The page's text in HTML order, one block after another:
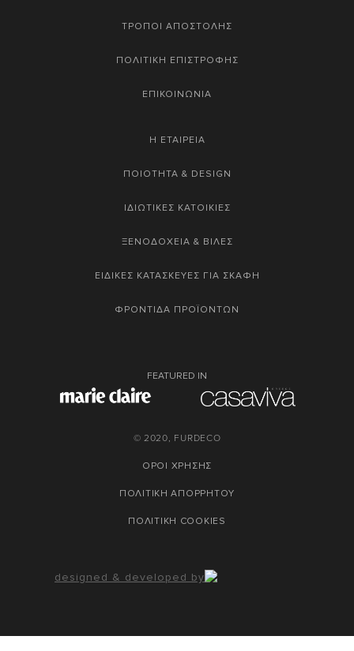
ΤΡΟΠΟΙ ΑΠΟΣΤΟΛΗΣ
ΠΟΛΙΤΙΚΗ ΕΠΙΣΤΡΟΦΗΣ
ΕΠΙΚΟΙΝΩΝΙΑ
Η ΕΤΑΙΡΕΙΑ
ΠΟΙΟΤΗΤΑ & DESIGN
ΙΔΙΩΤΙΚΕΣ ΚΑΤΟΙΚΙΕΣ
ΞΕΝΟΔΟΧΕΙΑ & ΒΙΛΕΣ
ΕΙΔΙΚΕΣ ΚΑΤΑΣΚΕΥΕΣ ΓΙΑ ΣΚΑΦΗ
ΦΡΟΝΤΙΔΑ ΠΡΟΪΟΝΤΩΝ
FEATURED IN
© 2020, FURDECO
ΟΡΟΙ ΧΡΗΣΗΣ
ΠΟΛΙΤΙΚΗ ΑΠΟΡΡΗΤΟΥ
ΠΟΛΙΤΙΚΗ COOKIES
designed & developed by